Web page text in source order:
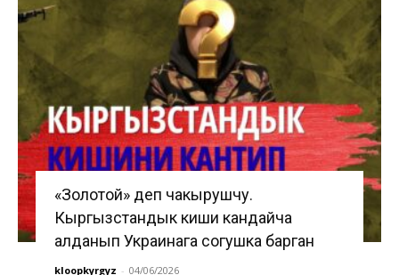
«Золотой» деп чакырушчу.
Кыргызстандык киши кандайча
алданып Украинага согушка барган
kloopkyrgyz - 04/06/2026